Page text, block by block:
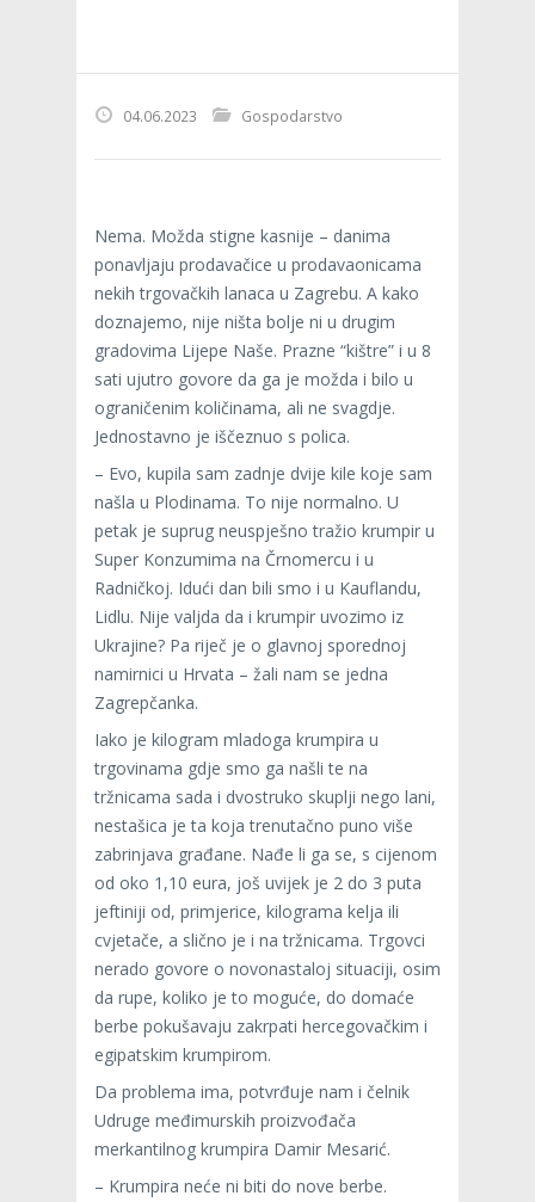
04.06.2023 Gospodarstvo
Nema. Možda stigne kasnije – danima
ponavljaju prodavačice u prodavaonicama
nekih trgovačkih lanaca u Zagrebu. A kako
doznajemo, nije ništa bolje ni u drugim
gradovima Lijepe Naše. Prazne “kištre” i u 8
sati ujutro govore da ga je možda i bilo u
ograničenim količinama, ali ne svagdje.
Jednostavno je iščeznuo s polica.
– Evo, kupila sam zadnje dvije kile koje sam
našla u Plodinama. To nije normalno. U
petak je suprug neuspješno tražio krumpir u
Super Konzumima na Črnomercu i u
Radničkoj. Idući dan bili smo i u Kauflandu,
Lidlu. Nije valjda da i krumpir uvozimo iz
Ukrajine? Pa riječ je o glavnoj sporednoj
namirnici u Hrvata – žali nam se jedna
Zagrepčanka.
Iako je kilogram mladoga krumpira u
trgovinama gdje smo ga našli te na
tržnicama sada i dvostruko skuplji nego lani,
nestašica je ta koja trenutačno puno više
zabrinjava građane. Nađe li ga se, s cijenom
od oko 1,10 eura, još uvijek je 2 do 3 puta
jeftiniji od, primjerice, kilograma kelja ili
cvjetače, a slično je i na tržnicama. Trgovci
nerado govore o novonastaloj situaciji, osim
da rupe, koliko je to moguće, do domaće
berbe pokušavaju zakrpati hercegovačkim i
egipatskim krumpirom.
Da problema ima, potvrđuje nam i čelnik
Udruge međimurskih proizvođača
merkantilnog krumpira Damir Mesarić.
– Krumpira neće ni biti do nove berbe.